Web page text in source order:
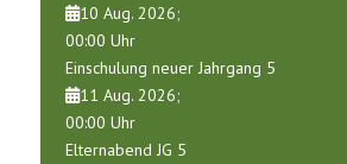
10 Aug. 2026;
00:00 Uhr
Einschulung neuer Jahrgang 5
11 Aug. 2026;
00:00 Uhr
Elternabend JG 5